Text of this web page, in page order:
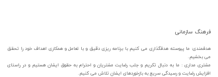
فرهنگ سازمانی
هدفمندی: ما پیوسته هدفگذاری می کنیم با برنامه ریزی دقیق و با تعامل و همکاری اهداف خود را تحقق
می بخشیم.
مشتری مداری : ما به دنبال تکریم و جلب رضایت مشتریان و احترام به حقوق ایشان هستیم و در راستای
افزایش رضایت و رسیدگی سریع به بازخوردهای ایشان تلاش می کنیم.